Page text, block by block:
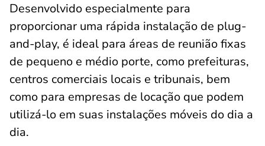
Desenvolvido especialmente para
proporcionar uma rápida instalação de plug-
and-play, é ideal para áreas de reunião fixas
de pequeno e médio porte, como prefeituras,
centros comerciais locais e tribunais, bem
como para empresas de locação que podem
utilizá-lo em suas instalações móveis do dia a
dia.